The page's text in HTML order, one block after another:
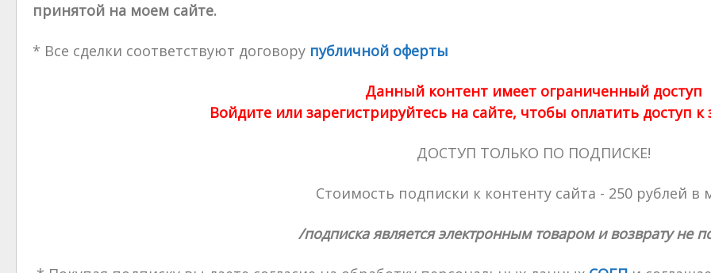
принятой на моем сайте.
* Все сделки соответствуют договору публичной оферты
Данный контент имеет ограниченный доступ
Войдите или зарегистрируйтесь на сайте, чтобы оплатить доступ
ДОСТУП ТОЛЬКО ПО ПОДПИСКЕ!
Стоимость подписки к контенту сайта - 250 рублей в
/подписка является электронным товаром и возврату не